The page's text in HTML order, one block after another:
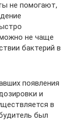
не помогают,
не чаще
бактерий в
появления
и
в
был